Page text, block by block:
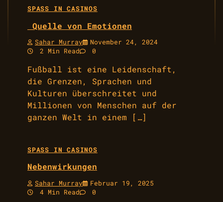
SPASS IN CASINOS
Quelle von Emotionen
Sahar Murray
November 24, 2024
2 Min Read
0
Fußball ist eine Leidenschaft,
die Grenzen, Sprachen und
Kulturen überschreitet und
Millionen von Menschen auf der
ganzen Welt in einem […]
SPASS IN CASINOS
Nebenwirkungen
Sahar Murray
Februar 19, 2025
4 Min Read
0